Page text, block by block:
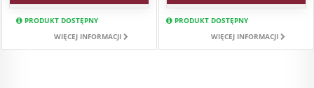
PRODUKT DOSTĘPNY
WIĘCEJ INFORMACJI
PRODUKT DOSTĘPNY
WIĘCEJ INFORMACJI